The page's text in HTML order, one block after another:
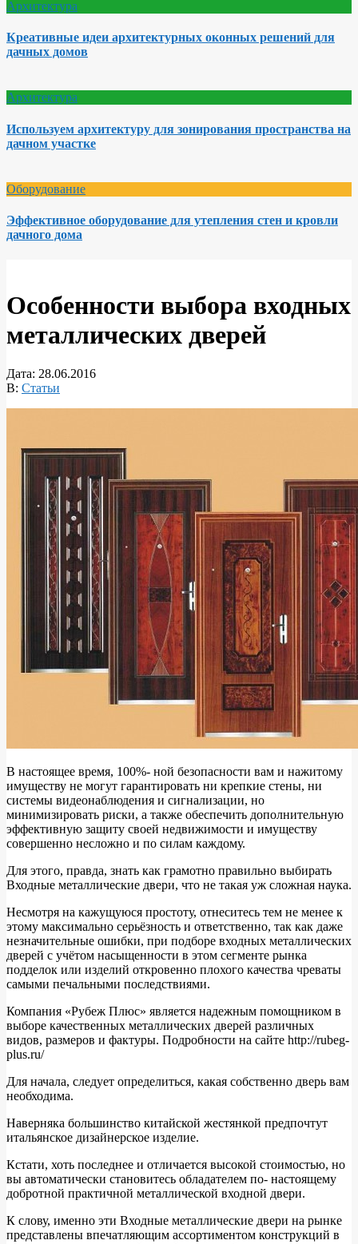
Архитектура
Креативные идеи архитектурных оконных решений для
дачных домов
Архитектура
Используем архитектуру для зонирования пространства на
дачном участке
Оборудование
Эффективное оборудование для утепления стен и кровли
дачного дома
Особенности выбора входных
металлических дверей
Дата: 28.06.2016
В: Статьи
В настоящее время, 100%- ной безопасности вам и нажитому
имуществу не могут гарантировать ни крепкие стены, ни
системы видеонаблюдения и сигнализации, но
минимизировать риски, а также обеспечить дополнительную
эффективную защиту своей недвижимости и имуществу
совершенно несложно и по силам каждому.
Для этого, правда, знать как грамотно правильно выбирать
Входные металлические двери, что не такая уж сложная наука.
Несмотря на кажущуюся простоту, отнеситесь тем не менее к
этому максимально серьёзность и ответственно, так как даже
незначительные ошибки, при подборе входных металлических
дверей с учётом насыщенности в этом сегменте рынка
подделок или изделий откровенно плохого качества чреваты
самыми печальными последствиями.
Компания «Рубеж Плюс» является надежным помощником в
выборе качественных металлических дверей различных
видов, размеров и фактуры. Подробности на сайте http://rubeg-
plus.ru/
Для начала, следует определиться, какая собственно дверь вам
необходима.
Наверняка большинство китайской жестянкой предпочтут
итальянское дизайнерское изделие.
Кстати, хоть последнее и отличается высокой стоимостью, но
вы автоматически становитесь обладателем по- настоящему
добротной практичной металлической входной двери.
К слову, именно эти Входные металлические двери на рынке
представлены впечатляющим ассортиментом конструкций в